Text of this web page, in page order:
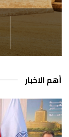
أهم الاخبار